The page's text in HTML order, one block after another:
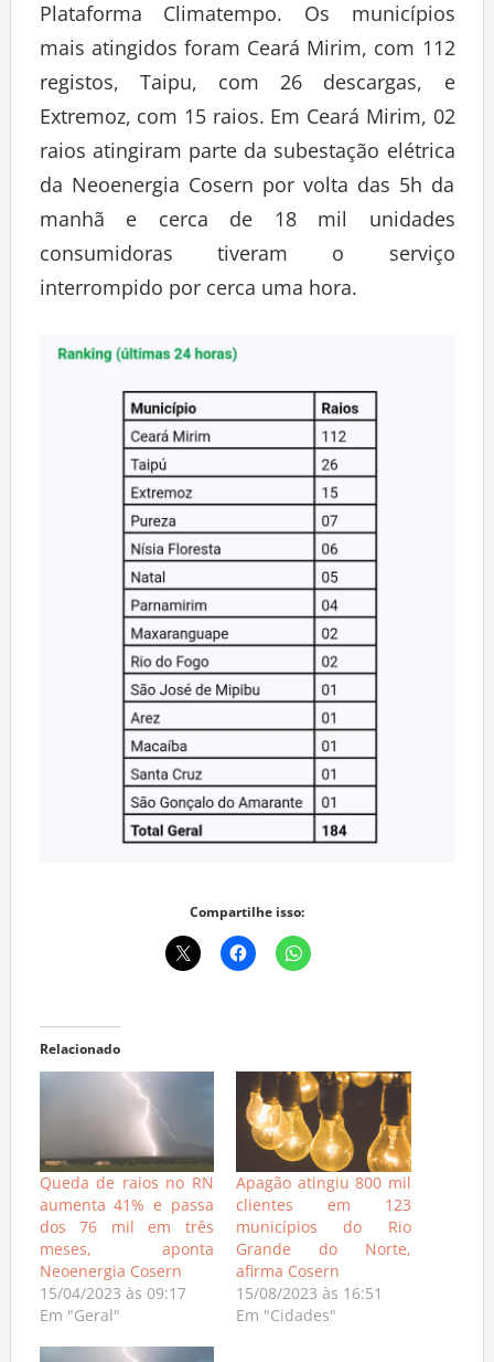
Plataforma Climatempo. Os municípios
mais atingidos foram Ceará Mirim, com 112
registos, Taipu, com 26 descargas, e
Extremoz, com 15 raios. Em Ceará Mirim, 02
raios atingiram parte da subestação elétrica
da Neoenergia Cosern por volta das 5h da
manhã e cerca de 18 mil unidades
consumidoras tiveram o serviço
interrompido por cerca uma hora.
Compartilhe isso:
Relacionado
Queda de raios no RN
aumenta 41% e passa
dos 76 mil em três
meses, aponta
Neoenergia Cosern
15/04/2023 às 09:17
Em "Geral"
Apagão atingiu 800 mil
clientes em 123
municípios do Rio
Grande do Norte,
afirma Cosern
15/08/2023 às 16:51
Em "Cidades"